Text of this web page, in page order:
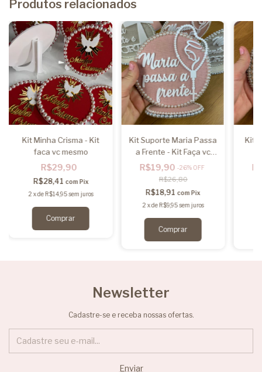
Produtos relacionados
Kit Minha Crisma - Kit
faca vc mesmo
R$29,90
R$28,41 com Pix
2 xde R$14,95sem juros
Kit Suporte Maria Passa
a Frente - Kit Faça vc
mesmo
R$19,90 -26% OFF
R$26,80
R$18,91com Pix
2 xde R$9,95 sem juros
Kit
Newsletter
Cadastre-se e receba nossas ofertas.